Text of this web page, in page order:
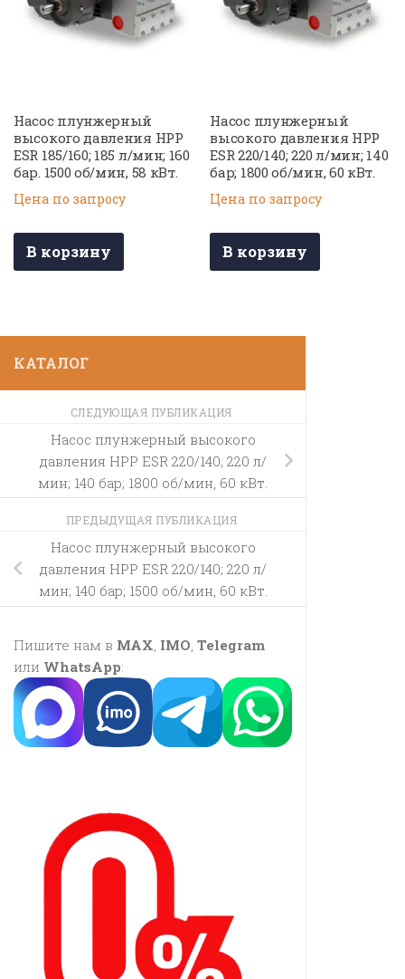
Насос плунжерный
высокого давления HPP
ESR 185/160; 185 л/мин; 160
бар. 1500 об/мин, 58 кВт.
Цена по запросу
В корзину
Насос плунжерный
высокого давления HPP
ESR 220/140; 220 л/мин; 140
бар; 1800 об/мин, 60 кВт.
Цена по запросу
В корзину
КАТАЛОГ
СЛЕДУЮЩАЯ ПУБЛИКАЦИЯ
Насос плунжерный высокого
давления HPP ESR 220/140; 220 л/
мин; 140 бар; 1800 об/мин, 60 кВт.
ПРЕДЫДУЩАЯ ПУБЛИКАЦИЯ
Насос плунжерный высокого
давления HPP ESR 220/140; 220 л/
мин; 140 бар; 1500 об/мин, 60 кВт.
Пишите нам в MAX, IMO, Telegram
или WhatsApp: